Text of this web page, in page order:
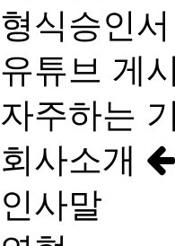
형식승인서
유튜브 게
자주하는
회사소개
인사말